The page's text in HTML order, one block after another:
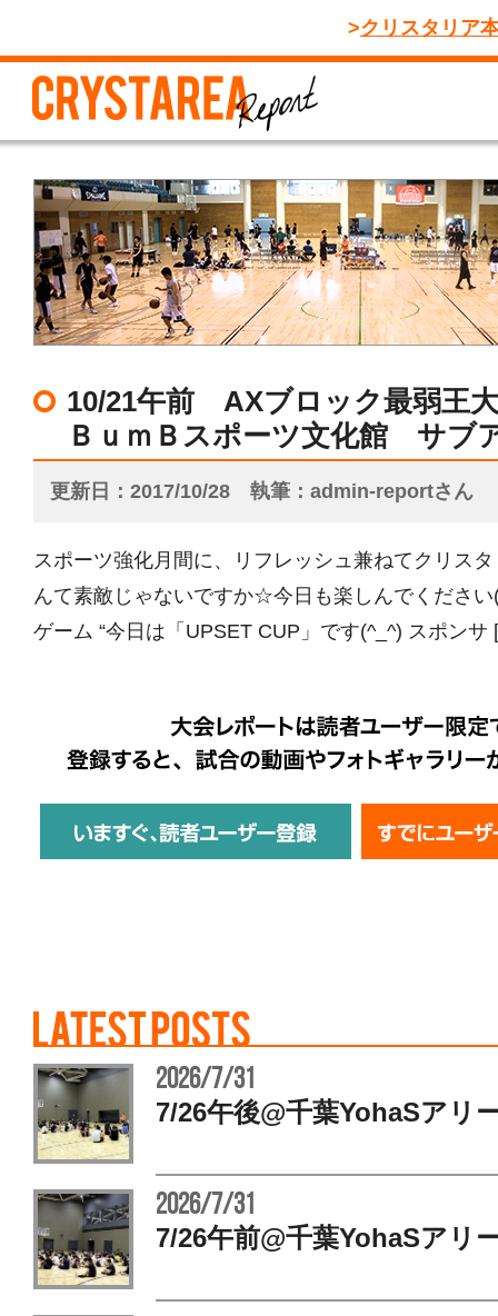
クリスタリア
10/21午前 AXブロック最弱王
ＢｕｍＢスポーツ文化館 サブ
更新日 2017/10/28 執筆 admin-reportさん
スポーツ強化月間に、リフレッシュ兼ねてクリス
んて素敵じゃないですか☆今日も楽しんでくださ
ゲーム “今日は「UPSET CUP」です(^_^) スポン
2026/7/31
7/26午後@千葉YohaSア
2026/7/31
7/26午前@千葉YohaSア